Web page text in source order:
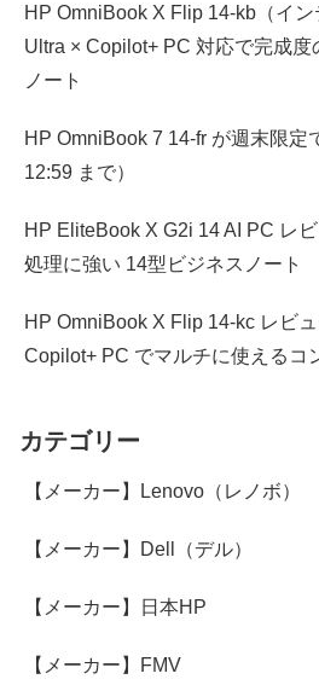
HP OmniBook X Flip 14-kb（イ
Ultra × Copilot+ PC 対応で完成
ノート
HP OmniBook 7 14-fr が週末限定
12:59 まで）
HP EliteBook X G2i 14 AI PC レ
処理に強い 14型ビジネスノート
HP OmniBook X Flip 14-kc レビ
Copilot+ PC でマルチに使えるコ
カテゴリー
【メーカー】Lenovo（レノボ）
【メーカー】Dell（デル）
【メーカー】日本HP
【メーカー】FMV